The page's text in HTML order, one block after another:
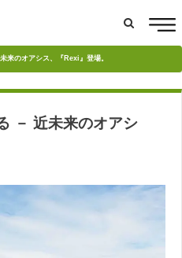
来のオアシス、『Rexi』登場。
－ 近未来のオアシ